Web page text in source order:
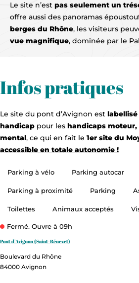
Le site n’est pas seulement un
offre aussi des panoramas
berges du Rhône, les visiteurs
vue magnifique, dominée par le
Infos pratiques
Le site du pont d’Avignon est
handicap pour les handicaps
mental, ce qui en fait le 1er site du
accessible en totale autonomie !
Parking à vélo Parking autocar
Parking à proximité Parking
Toilettes Animaux acceptés
Fermé. Ouvre à 09h
Pont d’Avignon (Saint-Bénezet)
Boulevard du Rhône
84000 Avignon